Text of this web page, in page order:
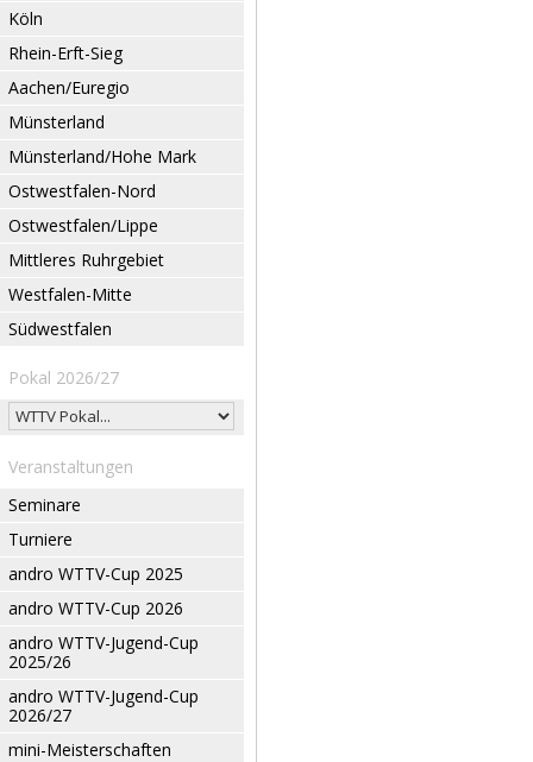
Köln
Rhein-Erft-Sieg
Aachen/Euregio
Münsterland
Münsterland/Hohe Mark
Ostwestfalen-Nord
Ostwestfalen/Lippe
Mittleres Ruhrgebiet
Westfalen-Mitte
Südwestfalen
Pokal 2026/27
Veranstaltungen
Seminare
Turniere
andro WTTV-Cup 2025
andro WTTV-Cup 2026
andro WTTV-Jugend-Cup
2025/26
andro WTTV-Jugend-Cup
2026/27
mini-Meisterschaften